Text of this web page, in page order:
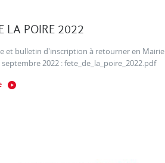
LA POIRE 2022
et bulletin d'inscription à retourner en Mairie
2022 : fete_de_la_poire_2022.pdf